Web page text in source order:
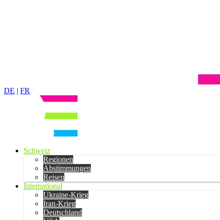
DE | FR
Schweiz
Regionen
Abstimmungen
Reisen
International
Ukraine-Krieg
Iran-Krieg
Deutschland